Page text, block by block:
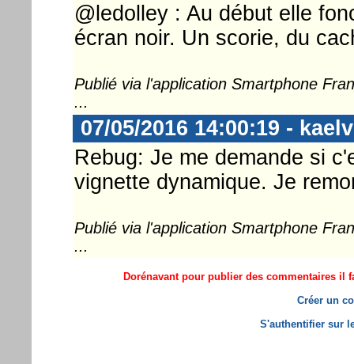
@ledolley : Au début elle
écran noir. Un scorie, du
Publié via l'application Smartphone
...
07/05/2016 14:00:19 -
Rebug: Je me demande si
vignette dynamique. Je
Publié via l'application Smartphone
...
Dorénavant pour publier des commentaires il
Créer un
S'authentifier sur